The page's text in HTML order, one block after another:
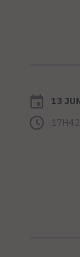
13
17H42